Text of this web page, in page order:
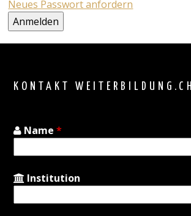
Neues Passwort anfordern
KONTAKT WEITERBILDUNG.CH
Name*
Institution